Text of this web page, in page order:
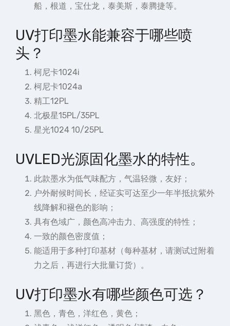
船，根道，宝仕龙，泰美斯，泰腾捷等。
UV打印墨水能兼容于哪些喷
头？
柯尼卡1024i
柯尼卡1024a
精工12PL
北极星15PL/35PL
星光1024 10/25PL
UVLED光源固化墨水的特性。
此款墨水为低气味配方，气温轻微，友好；
户外耐候时间长，经证实可达至少一年半抵抗紫外
线降解和褪色的影响；
具有色域广，颜色高冲击力、高强度的特性；
一致的颜色密度值；
能适用于多种打印基材（每种基材，请测试过附着
力之后，再进行大批量订货）。
UV打印墨水有哪些颜色可选？
黑色，青色，洋红色，黄色；